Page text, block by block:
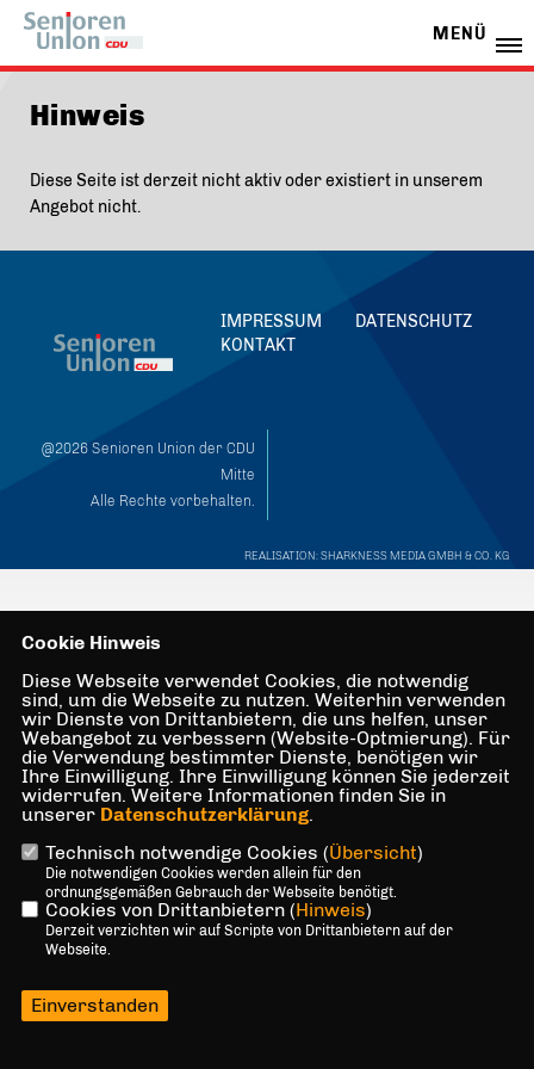
MENÜ
Hinweis
Diese Seite ist derzeit nicht aktiv oder existiert in unserem
Angebot nicht.
IMPRESSUM
DATENSCHUTZ
KONTAKT
@2026 Senioren Union der CDU
Mitte
Alle Rechte vorbehalten.
REALISATION: SHARKNESS MEDIA GMBH & CO. KG
Cookie Hinweis
Diese Webseite verwendet Cookies, die notwendig
sind, um die Webseite zu nutzen. Weiterhin verwenden
wir Dienste von Drittanbietern, die uns helfen, unser
Webangebot zu verbessern (Website-Optmierung). Für
die Verwendung bestimmter Dienste, benötigen wir
Ihre Einwilligung. Ihre Einwilligung können Sie jederzeit
widerrufen. Weitere Informationen finden Sie in
unserer Datenschutzerklärung.
Technisch notwendige Cookies (Übersicht)
Die notwendigen Cookies werden allein für den
ordnungsgemäßen Gebrauch der Webseite benötigt.
Cookies von Drittanbietern (Hinweis)
Derzeit verzichten wir auf Scripte von Drittanbietern auf der
Webseite.
Einverstanden